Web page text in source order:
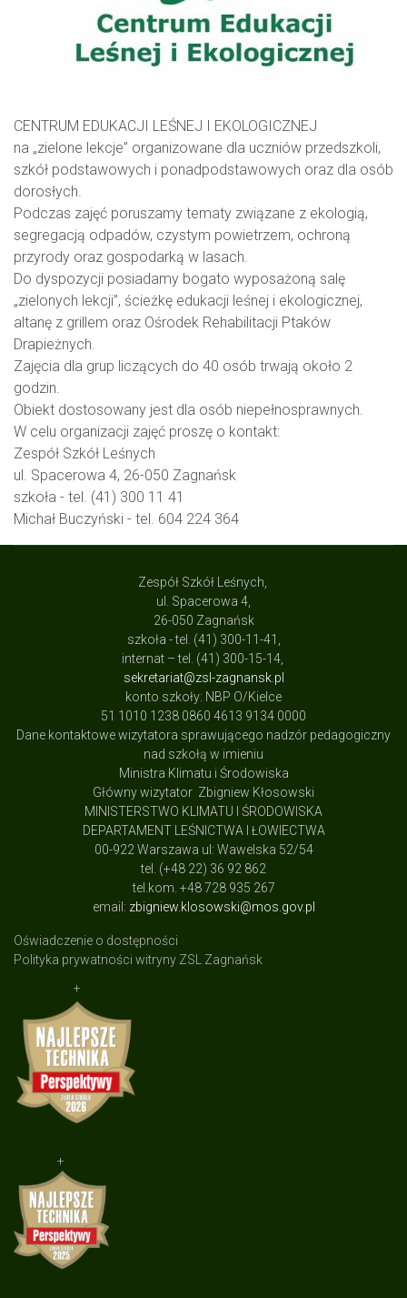
CENTRUM EDUKACJI LEŚNEJ I EKOLOGICZNEJ
na „zielone lekcje” organizowane dla uczniów przedszkoli,
szkół podstawowych i ponadpodstawowych oraz dla osób
dorosłych.
Podczas zajęć poruszamy tematy związane z ekologią,
segregacją odpadów, czystym powietrzem, ochroną
przyrody oraz gospodarką w lasach.
Do dyspozycji posiadamy bogato wyposażoną salę
„zielonych lekcji”, ścieżkę edukacji leśnej i ekologicznej,
altanę z grillem oraz Ośrodek Rehabilitacji Ptaków
Drapieżnych.
Zajęcia dla grup liczących do 40 osób trwają około 2
godzin.
Obiekt dostosowany jest dla osób niepełnosprawnych.
W celu organizacji zajęć proszę o kontakt:
Zespół Szkół Leśnych
ul. Spacerowa 4, 26-050 Zagnańsk
szkoła - tel. (41) 300 11 41
Michał Buczyński - tel. 604 224 364
Zespół Szkół Leśnych,
ul. Spacerowa 4,
26-050 Zagnańsk
szkoła - tel. (41) 300-11-41,
internat – tel. (41) 300-15-14,
sekretariat@zsl-zagnansk.pl
konto szkoły: NBP O/Kielce
51 1010 1238 0860 4613 9134 0000
Dane kontaktowe wizytatora sprawującego nadzór pedagogiczny
nad szkołą w imieniu
Ministra Klimatu i Środowiska
Główny wizytator Zbigniew Kłosowski
MINISTERSTWO KLIMATU I ŚRODOWISKA
DEPARTAMENT LEŚNICTWA I ŁOWIECTWA
00-922 Warszawa ul: Wawelska 52/54
tel. (+48 22) 36 92 862
tel.kom. +48 728 935 267
email: zbigniew.klosowski@mos.gov.pl
Oświadczenie o dostępności
Polityka prywatności witryny ZSL Zagnańsk
+
+